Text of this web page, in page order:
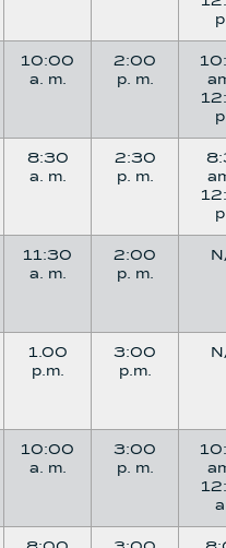
10:00
a. m.
2:00
p. m.
8:30
a. m.
2:30
p. m.
11:30
a. m.
2:00
p. m.
1.00
p.m.
3:00
p.m.
10:00
a. m.
3:00
p. m.